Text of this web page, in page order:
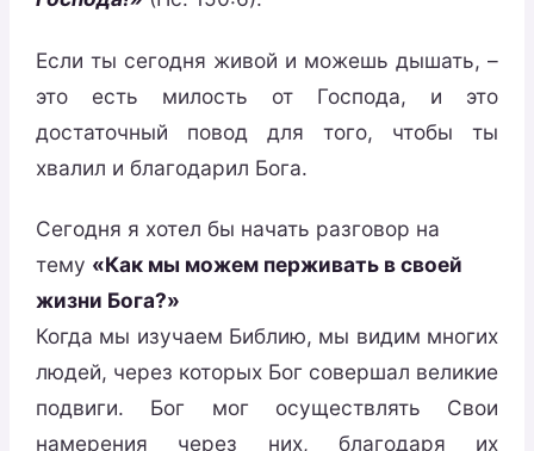
Если ты сегодня живой и можешь дышать, –
это есть милость от Господа, и это
достаточный повод для того, чтобы ты
хвалил и благодарил Бога.
Сегодня я хотел бы начать разговор на
тему «Как мы можем перживать в своей
жизни Бога?»
Когда мы изучаем Библию, мы видим многих
людей, через которых Бог совершал великие
подвиги. Бог мог осуществлять Свои
намерения через них, благодаря их